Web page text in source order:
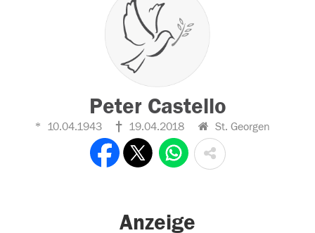
Peter Castello
10.04.1943 19.04.2018 St. Georgen
Anzeige